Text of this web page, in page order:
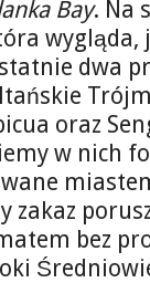
Bay. Na
wygląda,
dwa
oraz
w nich
zakaz
bez